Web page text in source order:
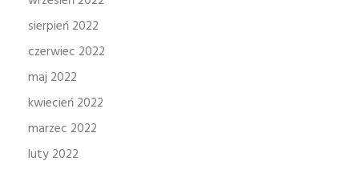
sierpień 2022
czerwiec 2022
maj 2022
kwiecień 2022
marzec 2022
luty 2022